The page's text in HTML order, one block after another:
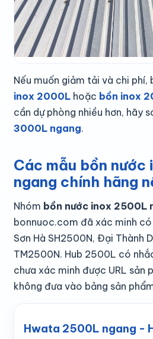
Nếu muốn giảm tải và chi phí,
inox 2000Lhoặc bồn inox
cần dự phòng nhiều hơn, hãy
3000L ngang.
Các mẫu bồn nước
ngang chính hãng
Nhóm bồn nước inox 2500L
bonnuoc.com đã xác minh
Sơn Hà SH2500N, Đại Thành
TM2500N. Hub 2500L có
chưa xác minh được URL sản
không đưa vào bảng sản
Hwata 2500L ngang -